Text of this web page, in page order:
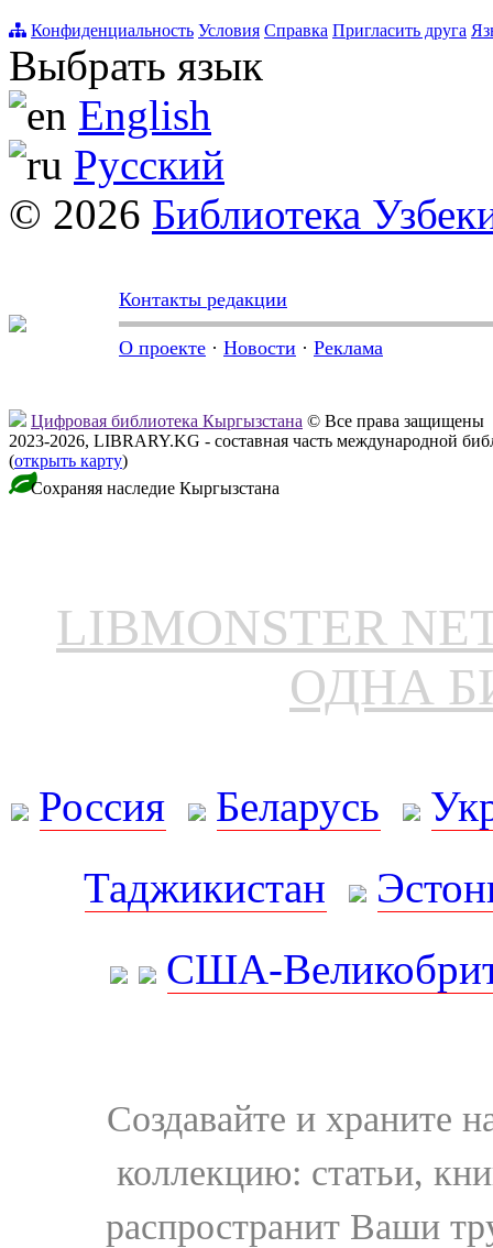
Конфиденциальность Условия Справка Пригласить друга
Выбрать язык
English
Русский
© 2026 Библиотека
Контакты редакции
О проекте · Новости · Реклама
Цифровая библиотека Кыргызстана © Все права защищены
2023-2026, LIBRARY.KG - составная часть международной
(открыть карту)
Сохраняя наследие Кыргызстана
LIBMONSTER
ОДНА
Россия Беларусь
Таджикистан
США-
Создавайте и храните
коллекцию: статьи,
распространит Ваши